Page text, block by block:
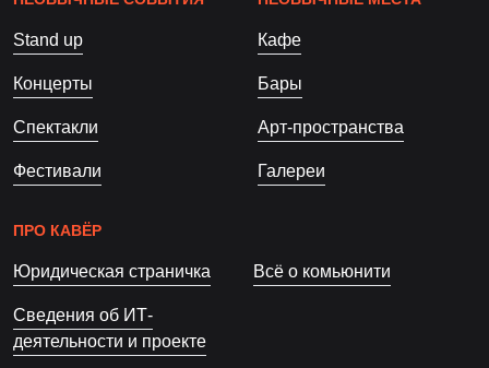
Stand up
Концерты
Спектакли
Фестивали
Кафе
Бары
Арт-пространства
Галереи
ПРО КАВЁР
Юридическая страничка Всё о комьюнити
Сведения об ИТ-
деятельности и проекте